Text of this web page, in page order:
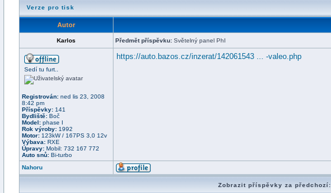
Verze pro tisk
Autor
Karlos Předmět příspěvku: Světelný panel PhI
Sedí tu furt..
Registrován: ned lis 23, 2008
8:42 pm
Příspěvky: 141
Bydliště: Boč
Model: phase I
Rok výroby: 1992
Motor: 123kW / 167PS 3,0 12v
Výbava: RXE
Úpravy: Mobil: 732 167 772
Auto snů: Bi-turbo
https://auto.bazos.cz/inzerat/142061543 ... -valeo.php
Nahoru
Zobrazit příspěvky za předchozí: